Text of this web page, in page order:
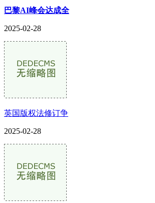
巴黎AI峰会达成全
2025-02-28
英国版权法修订争
2025-02-28